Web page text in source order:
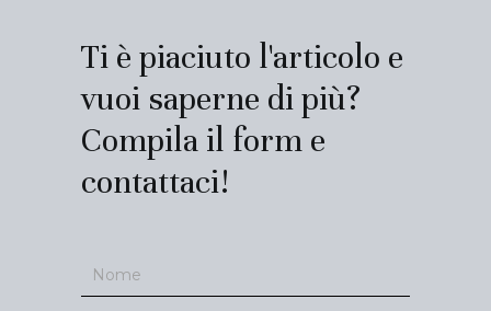
Ti è piaciuto l'articolo e
vuoi saperne di più?
Compila il form e
contattaci!